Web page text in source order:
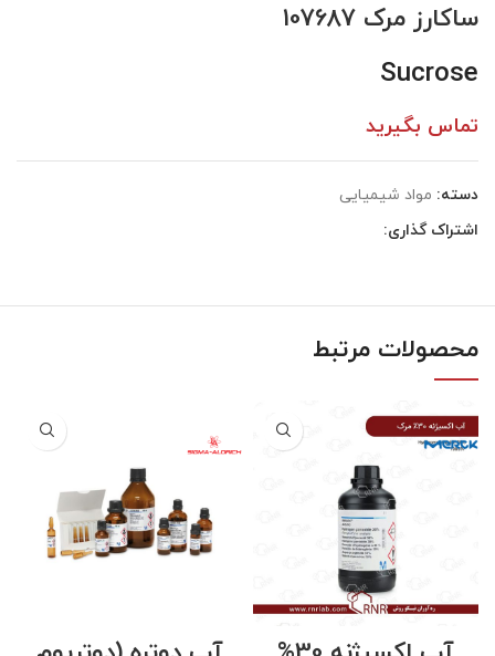
ساکارز مرک 107687
Sucrose
تماس بگیرید
دسته: مواد شیمیایی
اشتراک گذاری:
محصولات مرتبط